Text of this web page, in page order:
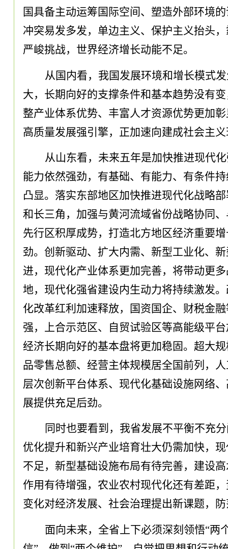
国具备主动运筹国际空间、塑造外部环境
冲突易发多发， 单边主义、保护主义抬头，
严峻挑战， 世界经济增长动能不足。
从国内看， 我国发展环境和增长模式
大， 长期向好的支撑条件和基本趋势没有变
整产业体系优势、丰富人才资源优势更加彰
高质量发展强引擎， 正加速向建成社会主
从山东看， 未来五年是加快推进现代
能力依然强劲， 有基础、有能力、有条件
凸显。 落实东部地区加快推进现代化战略部
和长三角 ， 加强与黄河流域省份战略协同
先行区积厚成势， 打造北方地区经济重要
劲。 创新驱动、扩大内需、新型工业化、
进， 现代化产业体系更加完善， 将带动更
地， 现代化强省建设内生动力将持续激发。
化改革红利加速释放，
国资国企、财税金
强 ，
上合示范区、自贸试验区等高能级平
经济长期向好的基本盘将更加稳固。 超大
品零售总额、经营主体规模居全国前列 ，
层次创新平台体系、现代化基础设施网络
展提供充足后劲。
同时也要看到 ， 我省发展不平衡不充
优化提升和新兴产业培育壮大仍需加快，
不足 ， 新型基础设施布局有待完善， 建设
作用有待增强 ， 农业农村现代化还有差距，
变化对经济发展、社会治理提出新课题，
面向未来， 全省上下必须深刻领悟“两